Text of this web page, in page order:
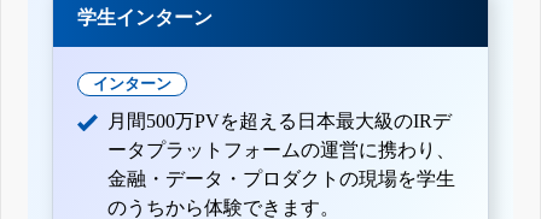
学生インターン
インターン
月間500万PVを超える日本最大級のIRデ
ータプラットフォームの運営に携わり、
金融・データ・プロダクトの現場を学生
のうちから体験できます。